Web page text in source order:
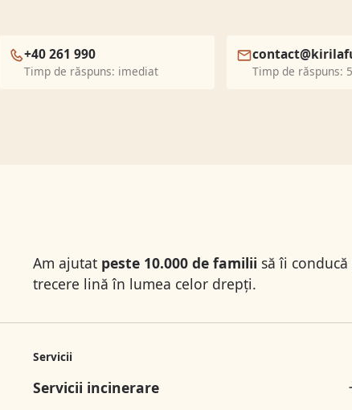
+40 261 990
Timp de răspuns: imediat Timp de răspuns:
Am ajutat peste 10.000 de familii să îi
trecere lină în lumea celor drepți.
Servicii
Servicii incinerare